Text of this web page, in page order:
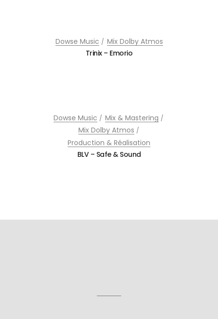
Dowse Music
Mix Dolby Atmos
Trinix – Emorio
Dowse Music
Mix & Mastering
Mix Dolby Atmos
Production & Réalisation
BLV – Safe & Sound